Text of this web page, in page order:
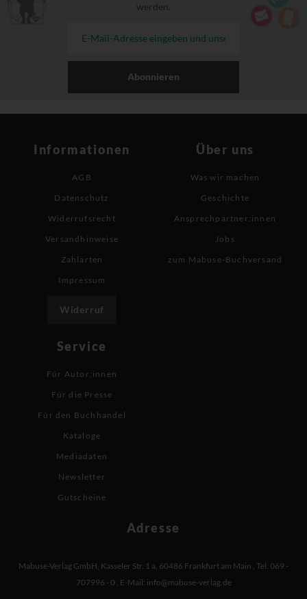
werden.
Abonnieren
Informationen
AGB
Datenschutz
Widerrufsrecht
Versandhinweise
Zahlarten
Impressum
Widerruf
Über uns
Was wir machen
Geschichte
Ansprechpartner:innen
Jobs
zum Mabuse-Buchversand
Service
Für Autor:innen
Für die Presse
Für den Buchhandel
Kataloge
Mediadaten
Newsletter
Gutscheine
Adresse
Mabuse-Verlag GmbH, Kasseler Str. 1 a, 60486 Frankfurt am Main , Tel: 069 -
707996 - 0 , E-Mail: info@mabuse-verlag.de